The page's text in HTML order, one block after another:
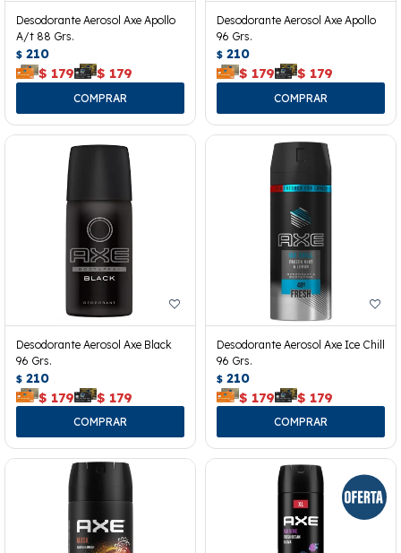
Desodorante Aerosol Axe Apollo
A/t 88 Grs.
$ 210
$ 179 $ 179
Desodorante Aerosol Axe Apollo
96 Grs.
$ 210
$ 179 $ 179
Desodorante Aerosol Axe Black
96 Grs.
$ 210
$ 179 $ 179
Desodorante Aerosol Axe Ice Chill
96 Grs.
$ 210
$ 179 $ 179